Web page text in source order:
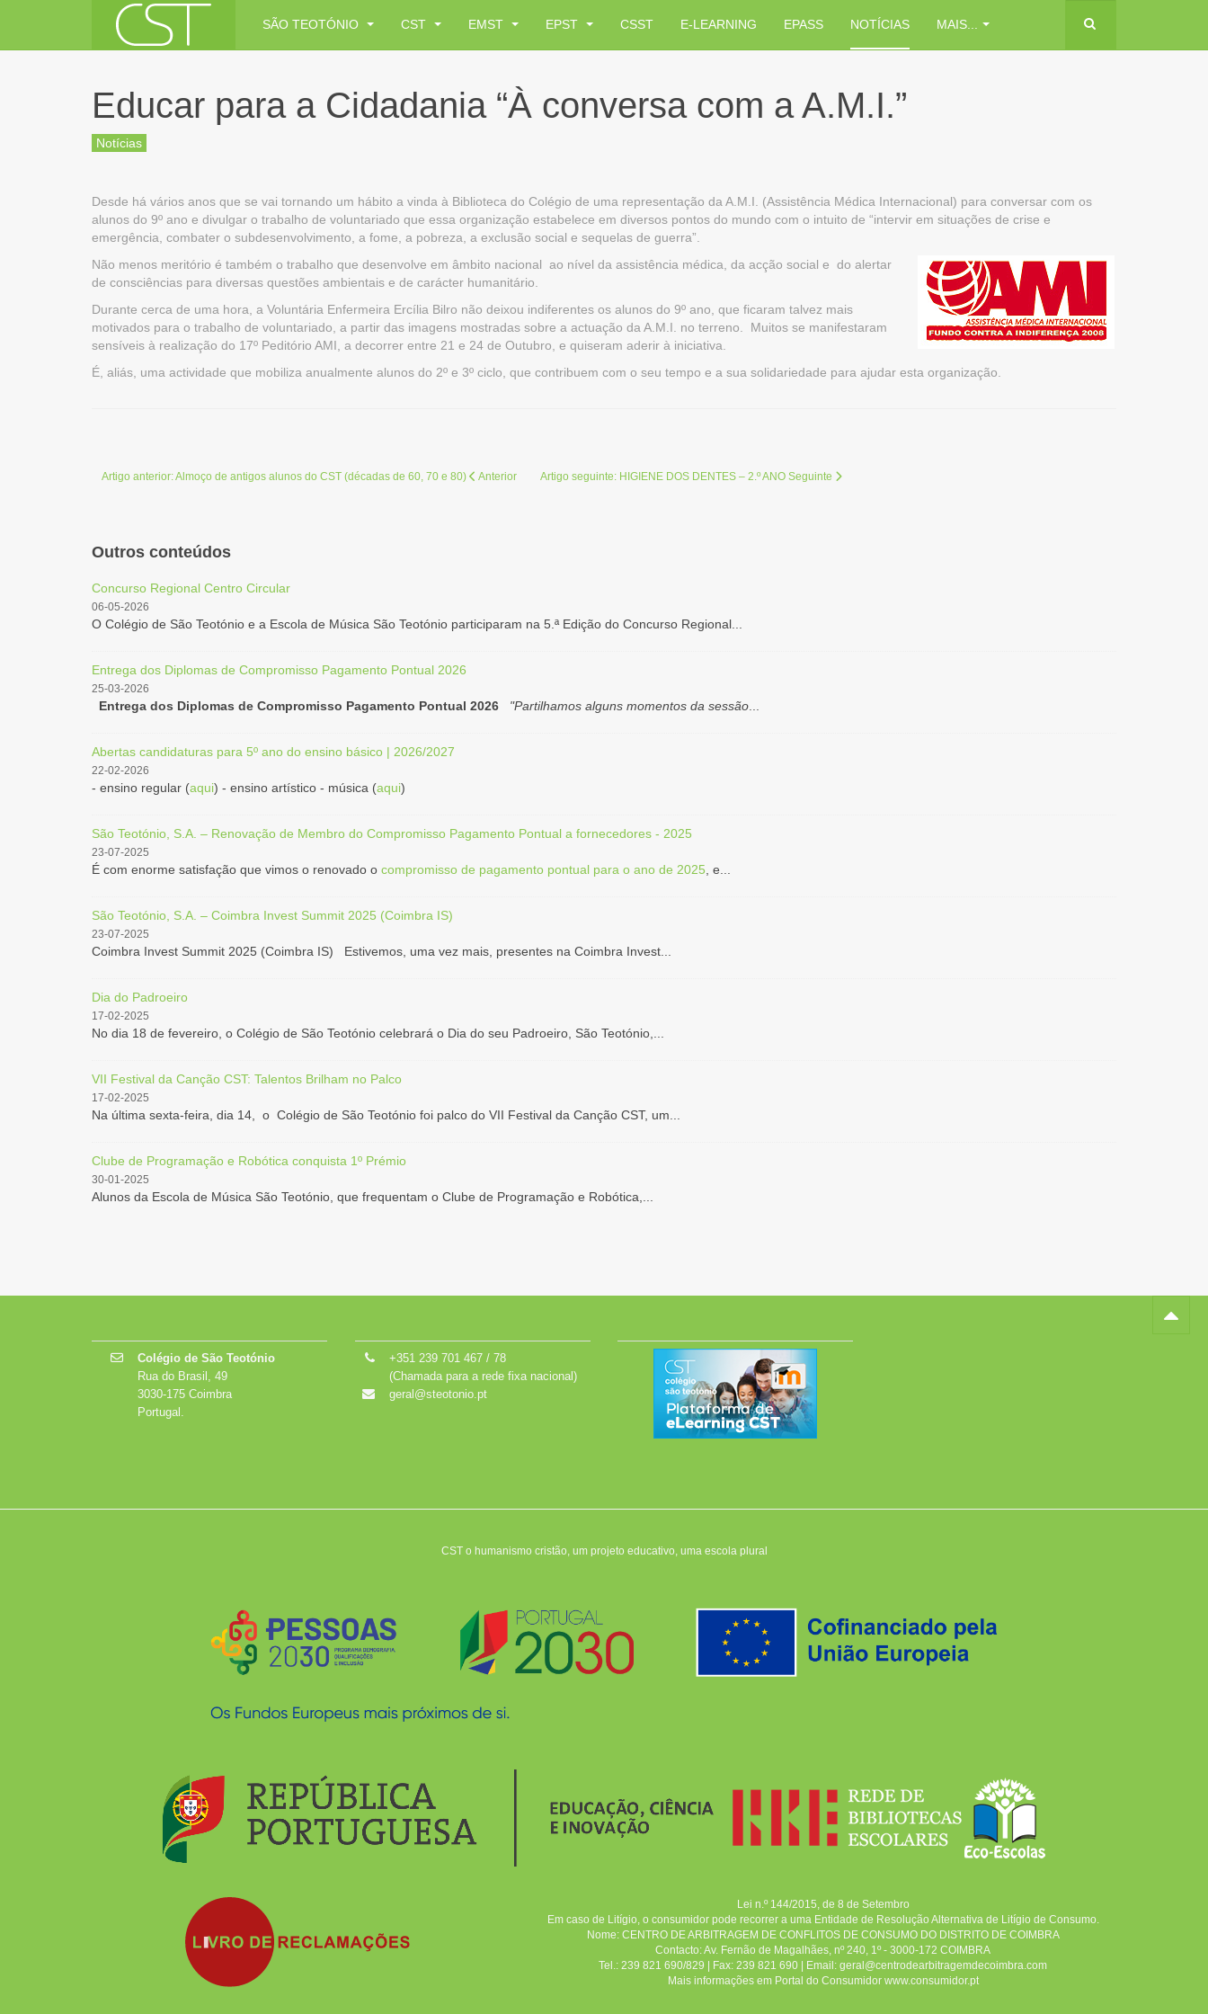
SÃO TEOTÓNIO CST EMST EPST CSST E-LEARNING EPASS NOTÍCIAS MAIS...
Educar para a Cidadania “À conversa com a A.M.I.”
Notícias
Desde há vários anos que se vai tornando um hábito a vinda à Biblioteca do Colégio de uma representação da A.M.I. (Assistência Médica Internacional) para conversar com os
alunos do 9º ano e divulgar o trabalho de voluntariado que essa organização estabelece em diversos pontos do mundo com o intuito de “intervir em situações de crise e
emergência, combater o subdesenvolvimento, a fome, a pobreza, a exclusão social e sequelas de guerra”.
Não menos meritório é também o trabalho que desenvolve em âmbito nacional ao nível da assistência médica, da acção social e do alertar
de consciências para diversas questões ambientais e de carácter humanitário.
Durante cerca de uma hora, a Voluntária Enfermeira Ercília Bilro não deixou indiferentes os alunos do 9º ano, que ficaram talvez mais
motivados para o trabalho de voluntariado, a partir das imagens mostradas sobre a actuação da A.M.I. no terreno. Muitos se manifestaram
sensíveis à realização do 17º Peditório AMI, a decorrer entre 21 e 24 de Outubro, e quiseram aderir à iniciativa.
É, aliás, uma actividade que mobiliza anualmente alunos do 2º e 3º ciclo, que contribuem com o seu tempo e a sua solidariedade para ajudar esta organização.
Artigo anterior: Almoço de antigos alunos do CST (décadas de 60, 70 e 80) Anterior Artigo seguinte: HIGIENE DOS DENTES – 2.º ANO Seguinte
Outros conteúdos
Concurso Regional Centro Circular
06-05-2026
O Colégio de São Teotónio e a Escola de Música São Teotónio participaram na 5.ª Edição do Concurso Regional...
Entrega dos Diplomas de Compromisso Pagamento Pontual 2026
25-03-2026
Entrega dos Diplomas de Compromisso Pagamento Pontual 2026 "Partilhamos alguns momentos da sessão
Abertas candidaturas para 5º ano do ensino básico | 2026/2027
22-02-2026
- ensino regular (aqui) - ensino artístico - música (aqui)
São Teotónio, S.A. – Renovação de Membro do Compromisso Pagamento Pontual a fornecedores - 2025
23-07-2025
É com enorme satisfação que vimos o renovado o compromisso de pagamento pontual para o ano de 2025 , e...
São Teotónio, S.A. – Coimbra Invest Summit 2025 (Coimbra IS)
23-07-2025
Coimbra Invest Summit 2025 (Coimbra IS) Estivemos, uma vez mais, presentes na Coimbra Invest...
Dia do Padroeiro
17-02-2025
No dia 18 de fevereiro, o Colégio de São Teotónio celebrará o Dia do seu Padroeiro, São Teotónio,...
VII Festival da Canção CST: Talentos Brilham no Palco
17-02-2025
Na última sexta-feira, dia 14, o Colégio de São Teotónio foi palco do VII Festival da Canção CST, um...
Clube de Programação e Robótica conquista 1º Prémio
30-01-2025
Alunos da Escola de Música São Teotónio, que frequentam o Clube de Programação e Robótica,...
Colégio de São Teotónio
Rua do Brasil, 49
3030-175 Coimbra
Portugal.
+351 239 701 467 / 78
(Chamada para a rede fixa nacional)
geral@steotonio.pt
CST o humanismo cristão, um projeto educativo, uma escola plural
Lei n.º 144/2015, de 8 de Setembro
Em caso de Litígio, o consumidor pode recorrer a uma Entidade de Resolução Alternativa de Litígio de Consumo.
Nome: CENTRO DE ARBITRAGEM DE CONFLITOS DE CONSUMO DO DISTRITO DE COIMBRA
Contacto: Av. Fernão de Magalhães, nº 240, 1º - 3000-172 COIMBRA
Tel.: 239 821 690/829 | Fax: 239 821 690 | Email: geral@centrodearbitragemdecoimbra.com
Mais informações em Portal do Consumidor www.consumidor.pt